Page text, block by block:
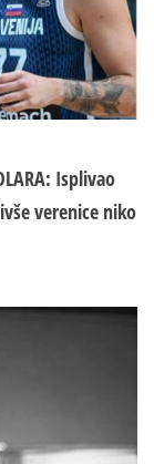
Isplivao
verenice niko